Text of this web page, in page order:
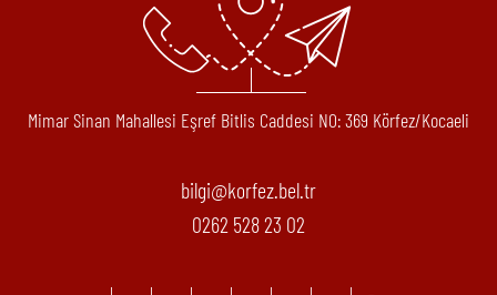
Mimar Sinan Mahallesi Eşref Bitlis Caddesi N0: 369 Körfez/Kocaeli
bilgi@korfez.bel.tr
0262 528 23 02